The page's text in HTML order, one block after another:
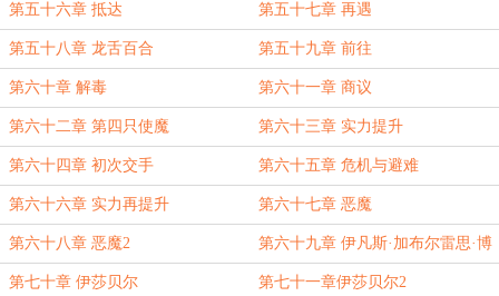
第五十六章 抵达 第五十七章 再遇
第五十八章 龙舌百合 第五十九章 前往
第六十章 解毒 第六十一章 商议
第六十二章 第四只使魔 第六十三章 实力提升
第六十四章 初次交手 第六十五章 危机与避难
第六十六章 实力再提升 第六十七章 恶魔
第六十八章 恶魔2 第六十九章 伊凡斯·加布尔雷思·博
斯维尔
第七十章 伊莎贝尔 第七十一章伊莎贝尔2